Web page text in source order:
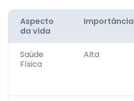
Aspecto
da vida
Importância
Saúde
Física
Alta